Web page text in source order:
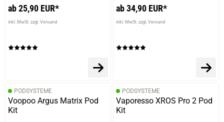
ab 25,90 EUR*
inkl. MwSt. zzgl. Versand
ab 34,90 EUR*
inkl. MwSt. zzgl. Versand
PODSYSTEME
Voopoo Argus Matrix Pod
Kit
PODSYSTEME
Vaporesso XROS Pro 2 Pod
Kit